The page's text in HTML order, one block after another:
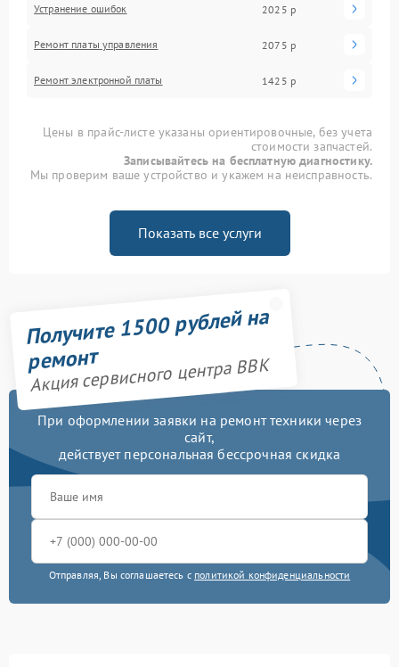
Устранение ошибок 2025 р
Ремонт платы управления 2075 р
Ремонт электронной платы 1425 р
Цены в прайс-листе указаны ориентировочные, без учета
стоимости запчастей.
Записывайтесь на бесплатную диагностику.
Мы проверим ваше устройство и укажем на неисправность.
Показать все услуги
Получите 1500 рублей на
ремонт
Акция сервисного центра BBK
При оформлении заявки на ремонт техники через
сайт,
действует персональная бессрочная скидка
Отправляя, Вы соглашаетесь с политикой конфиденциальности